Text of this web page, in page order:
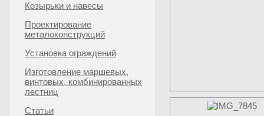
Козырьки и навесы
Проектирование
металоконструкций
Установка ограждений
Изготовление маршевых,
винтовых, комбинированных
лестниц
Статьи